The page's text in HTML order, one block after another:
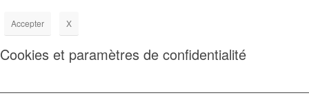
Accepter X
Cookies et paramètres de confidentialité